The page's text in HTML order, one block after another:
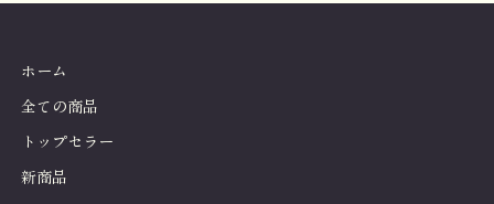
ホーム
全ての商品
トップセラー
新商品